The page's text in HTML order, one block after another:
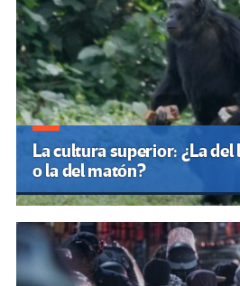
La cultura superior: ¿La del
o la del matón?